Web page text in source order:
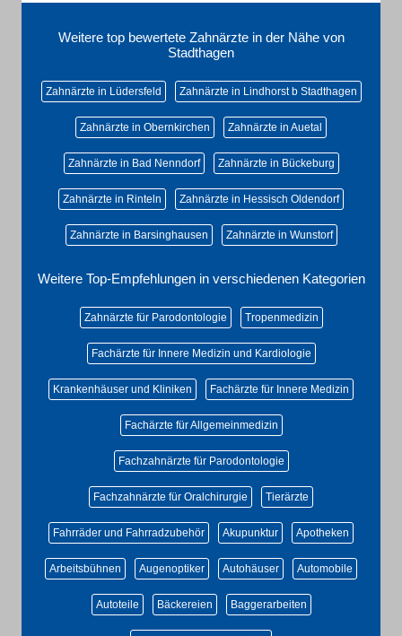
Weitere top bewertete Zahnärzte in der Nähe von
Stadthagen
Zahnärzte in Lüdersfeld Zahnärzte in Lindhorst b Stadthagen
Zahnärzte in Obernkirchen Zahnärzte in Auetal
Zahnärzte in Bad Nenndorf Zahnärzte in Bückeburg
Zahnärzte in Rinteln Zahnärzte in Hessisch Oldendorf
Zahnärzte in Barsinghausen Zahnärzte in Wunstorf
Weitere Top-Empfehlungen in verschiedenen Kategorien
Zahnärzte für Parodontologie Tropenmedizin
Fachärzte für Innere Medizin und Kardiologie
Krankenhäuser und Kliniken Fachärzte für Innere Medizin
Fachärzte für Allgemeinmedizin
Fachzahnärzte für Parodontologie
Fachzahnärzte für Oralchirurgie Tierärzte
Fahrräder und Fahrradzubehör Akupunktur Apotheken
Arbeitsbühnen Augenoptiker Autohäuser Automobile
Autoteile Bäckereien Baggerarbeiten